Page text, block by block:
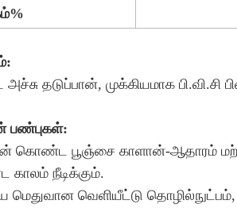
அச்சு தடுப்பான், முக்கியமாக பி.வி.சி
பண்புகள்:
கொண்ட பூஞ்சை காளான்-ஆதாரம்
காலம் நீடிக்கும்.
மெதுவான வெளியீட்டு